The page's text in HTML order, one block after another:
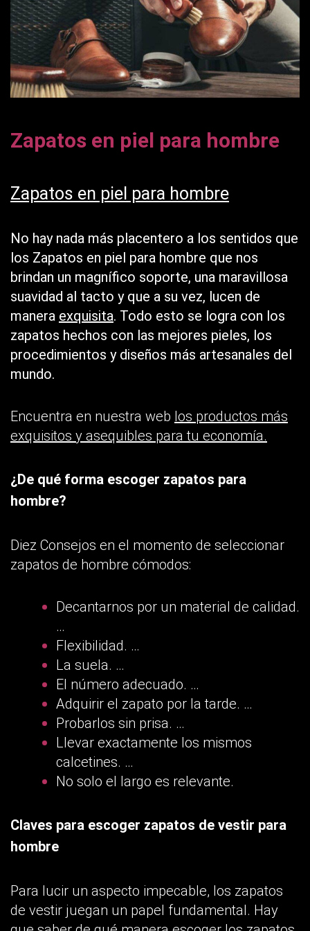
Zapatos en piel para hombre
Zapatos en piel para hombre
No hay nada más placentero a los sentidos que
los Zapatos en piel para hombre que nos
brindan un magnífico soporte, una maravillosa
suavidad al tacto y que a su vez, lucen de
manera exquisita. Todo esto se logra con los
zapatos hechos con las mejores pieles, los
procedimientos y diseños más artesanales del
mundo.
Encuentra en nuestra web los productos más
exquisitos y asequibles para tu economía.
¿De qué forma escoger zapatos para
hombre?
Diez Consejos en el momento de seleccionar
zapatos de hombre cómodos:
Decantarnos por un material de calidad.
…
Flexibilidad. …
La suela. …
El número adecuado. …
Adquirir el zapato por la tarde. …
Probarlos sin prisa. …
Llevar exactamente los mismos
calcetines. …
No solo el largo es relevante.
Claves para escoger zapatos de vestir para
hombre
Para lucir un aspecto impecable, los zapatos
de vestir juegan un papel fundamental. Hay